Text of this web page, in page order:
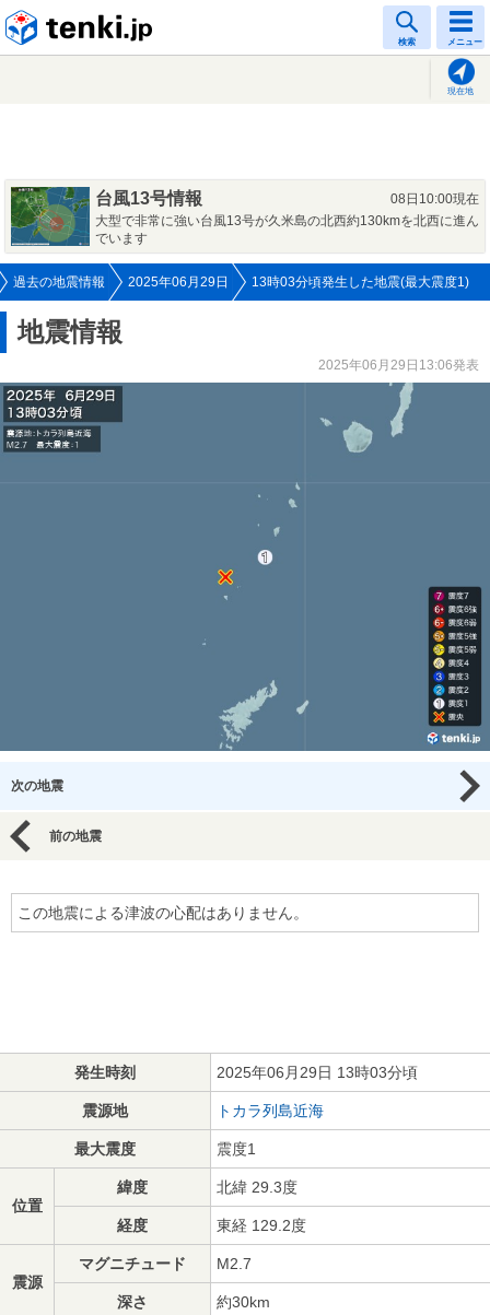
検索 メニュー
現在地
台風13号情報
08日10:00現在
大型で非常に強い台風13号が久米島の北西約130kmを北西に進ん
でいます
過去の地震情報 2025年06月29日 13時03分頃発生した地震(最大震度1)
地震情報
2025年06月29日13:06発表
次の地震
前の地震
この地震による津波の心配はありません。
発生時刻 2025年06月29日 13時03分頃
震源地 トカラ列島近海
最大震度 震度1
位置
緯度 北緯 29.3度
経度 東経 129.2度
震源
マグニチュード M2.7
深さ 約30km